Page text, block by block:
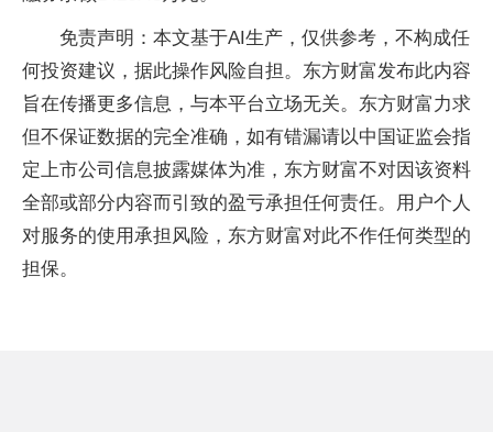
免责声明：本文基于AI生产，仅供参考，不构成任
何投资建议，据此操作风险自担。东方财富发布此内容
旨在传播更多信息，与本平台立场无关。东方财富力求
但不保证数据的完全准确，如有错漏请以中国证监会指
定上市公司信息披露媒体为准，东方财富不对因该资料
全部或部分内容而引致的盈亏承担任何责任。用户个人
对服务的使用承担风险，东方财富对此不作任何类型的
担保。